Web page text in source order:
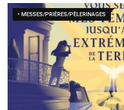
• MESSES/PRIÈRES/PÈLERINAGES